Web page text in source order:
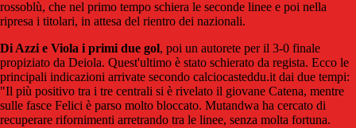
rossoblù, che nel primo tempo schiera le seconde linee e poi nella
ripresa i titolari, in attesa del rientro dei nazionali.
Di Azzi e Viola i primi due gol, poi un autorete per il 3-0 finale
propiziato da Deiola. Quest'ultimo è stato schierato da regista. Ecco le
principali indicazioni arrivate secondo calciocasteddu.it dai due tempi:
"Il più positivo tra i tre centrali si è rivelato il giovane Catena, mentre
sulle fasce Felici è parso molto bloccato. Mutandwa ha cercato di
recuperare rifornimenti arretrando tra le linee, senza molta fortuna.